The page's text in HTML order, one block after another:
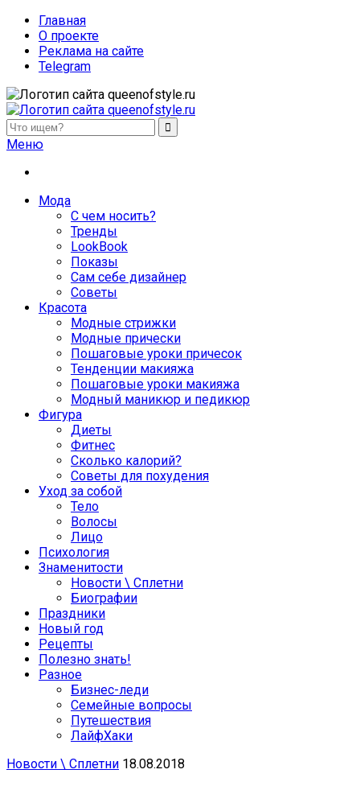
Главная
О проекте
Реклама на сайте
Telegram
queenofstyle.ru
Женский сайт о моде и красоте. Истории преображения и
похудения, отзывы о процедурах и косметике
Меню
Мода
С чем носить?
Тренды
LookBook
Показы
Сам себе дизайнер
Советы
Красота
Модные стрижки
Модные прически
Пошаговые уроки причесок
Тенденции макияжа
Пошаговые уроки макияжа
Модный маникюр и педикюр
Фигура
Диеты
Фитнес
Сколько калорий?
Советы для похудения
Уход за собой
Тело
Волосы
Лицо
Психология
Знаменитости
Новости \ Сплетни
Биографии
Праздники
Новый год
Рецепты
Полезно знать!
Разное
Бизнес-леди
Семейные вопросы
Путешествия
ЛайфХаки
Новости \ Сплетни 18.08.2018